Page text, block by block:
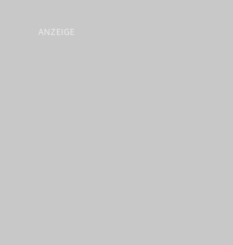
ANZEIGE